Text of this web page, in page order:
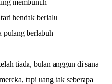
membunuh
hendak berlalu
pulang berlabuh
tiada, bulan anggun di sana
tapi uang tak seberapa